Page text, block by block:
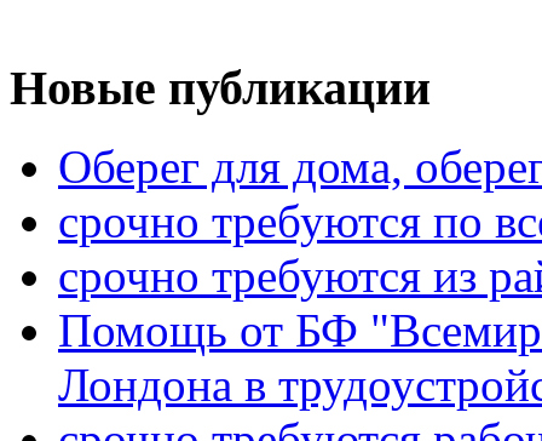
Новые публикации
Оберег для дома,
срочно требуются по
срочно требуются из
Помощь от БФ
Лондона в